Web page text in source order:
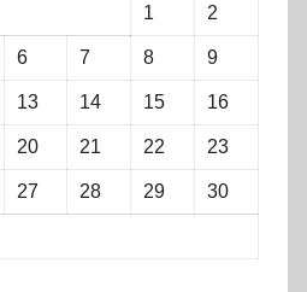
1 2
6 7 8 9
13 14 15 16
20 21 22 23
27 28 29 30